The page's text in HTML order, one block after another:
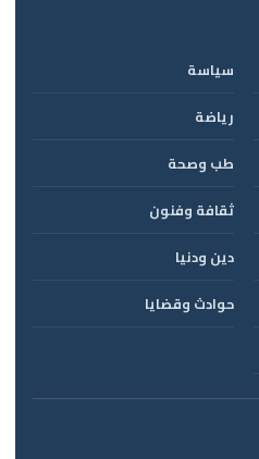
سياسة
رياضة
طب وصحة
ثقافة وفنون
دين ودنيا
حوادث وقضايا